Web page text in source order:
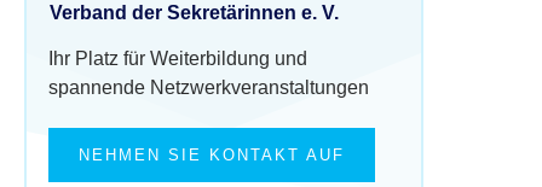
Verband der Sekretärinnen e. V.
Ihr Platz für Weiterbildung und
spannende Netzwerkveranstaltungen
NEHMEN SIE KONTAKT AUF